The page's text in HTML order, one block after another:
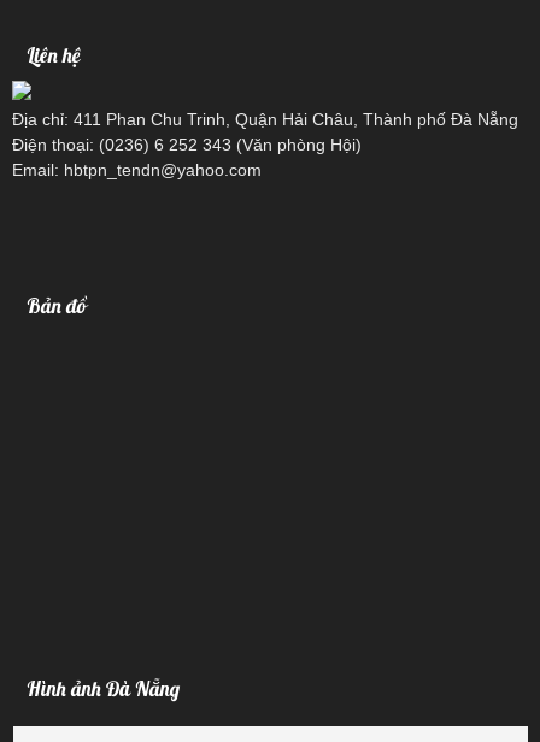
Liên hệ
Địa chỉ: 411 Phan Chu Trinh, Quận Hải Châu, Thành phố Đà Nẵng
Điện thoại: (0236) 6 252 343 (Văn phòng Hội)
Email: hbtpn_tendn@yahoo.com
Bản đồ
Hình ảnh Đà Nẵng